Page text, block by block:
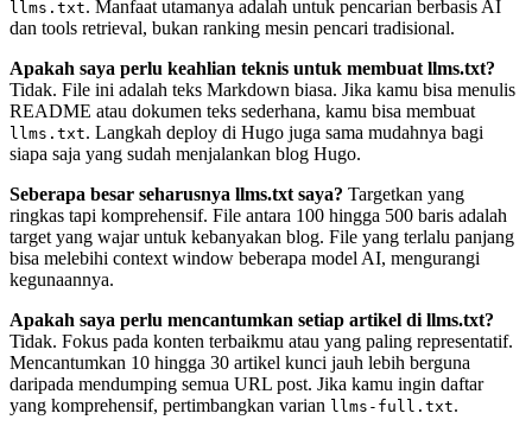
llms.txt. Manfaat utamanya adalah untuk pencarian berbasis AI
dan tools retrieval, bukan ranking mesin pencari tradisional.
Apakah saya perlu keahlian teknis untuk membuat llms.txt?
Tidak. File ini adalah teks Markdown biasa. Jika kamu bisa menulis
README atau dokumen teks sederhana, kamu bisa membuat
llms.txt. Langkah deploy di Hugo juga sama mudahnya bagi
siapa saja yang sudah menjalankan blog Hugo.
Seberapa besar seharusnya llms.txt saya? Targetkan yang
ringkas tapi komprehensif. File antara 100 hingga 500 baris adalah
target yang wajar untuk kebanyakan blog. File yang terlalu panjang
bisa melebihi context window beberapa model AI, mengurangi
kegunaannya.
Apakah saya perlu mencantumkan setiap artikel di llms.txt?
Tidak. Fokus pada konten terbaikmu atau yang paling representatif.
Mencantumkan 10 hingga 30 artikel kunci jauh lebih berguna
daripada mendumping semua URL post. Jika kamu ingin daftar
yang komprehensif, pertimbangkan varian llms-full.txt.